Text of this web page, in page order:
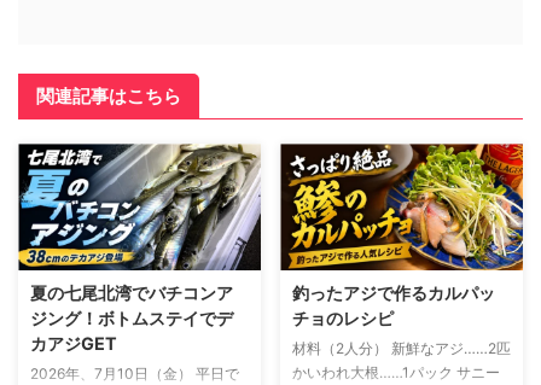
関連記事はこちら
夏の七尾北湾でバチコンア
ジング！ボトムステイでデ
カアジGET
2026年、7月10日（金） 平日で
釣ったアジで作るカルパッ
チョのレシピ
材料（2人分） 新鮮なアジ……2匹
かいわれ大根……1パック サニー